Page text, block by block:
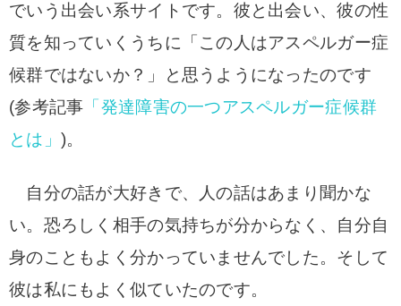
でいう出会い系サイトです。彼と出会い、彼の性
質を知っていくうちに「この人はアスペルガー症
候群ではないか？」と思うようになったのです
(参考記事 「発達障害の一つアスペルガー症候群
とは」 )。
自分の話が大好きで、人の話はあまり聞かな
い。恐ろしく相手の気持ちが分からなく、自分自
身のこともよく分かっていませんでした。そして
彼は私にもよく似ていたのです。